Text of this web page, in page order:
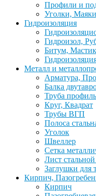
Профили и
Уголки,
Гидроизоляция
Гидроизол,
Битум,
Металл и
Арматура,
Балка
Труба
Круг, Квадрат
Трубы ВГП
Полоса
Уголок
Швеллер
Сетка
Лист
Заглушки для
Кирпич,
Кирпич